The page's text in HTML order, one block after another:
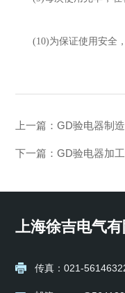
(10)为保证使用安全
上一篇： GD验电器制
下一篇： GD验电器加
上海徐吉电气有
传真：021-